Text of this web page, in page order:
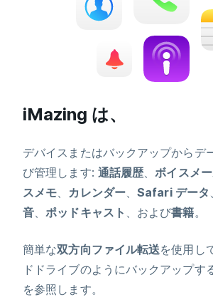
iMazing は、
デバイスまたはバックアップからデ
び管理します: 通話履歴 、ボイスメ
スメモ
カレンダー、Safari データ
音 、ポッドキャスト 、および書籍。
簡単な双方向ファイル転送を使用し
ドドライブのようにバックアップす
を参照します。